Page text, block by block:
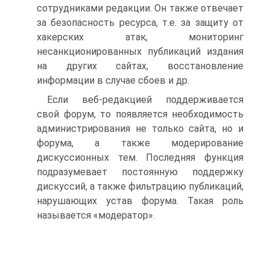
сотрудниками редакции. Он также отвечает
за безопасность ресурса, т.е. за защиту от
хакерских атак, мониторинг
несанкционированных публикаций издания
на других сайтах, восстановление
информации в случае сбоев и др.
Если веб-редакцией поддерживается
свой форум, то появляется необходимость
администрирования не только сайта, но и
форума, а также модерирование
дискуссионных тем. Последняя функция
подразумевает постоянную поддержку
дискуссий, а также фильтрацию публикаций,
нарушающих устав форума. Такая роль
называется «модератор».